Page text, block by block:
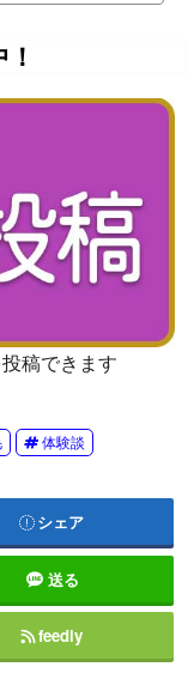
稿できます
体験談
シェア
送る
feedly